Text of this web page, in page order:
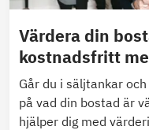
Värdera din
kostnadsfritt
Går du i säljtankar
på vad din bostad är
hjälper dig med